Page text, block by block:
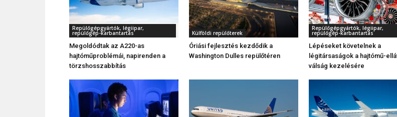
Repülőgépgyártók, légiipar,
repülőgép-karbantartás
Megoldódtak az A220-as
hajtóműproblémái, napirenden a
törzshosszabbítás
Külföldi repülőterek
Óriási fejlesztés kezdődik a
Washington Dulles repülőtéren
Repülőgépgyártók, légiipar,
repülőgép-karbantartás
Lépéseket követelnek a
légitársaságok a hajtómű-
válság kezelésére